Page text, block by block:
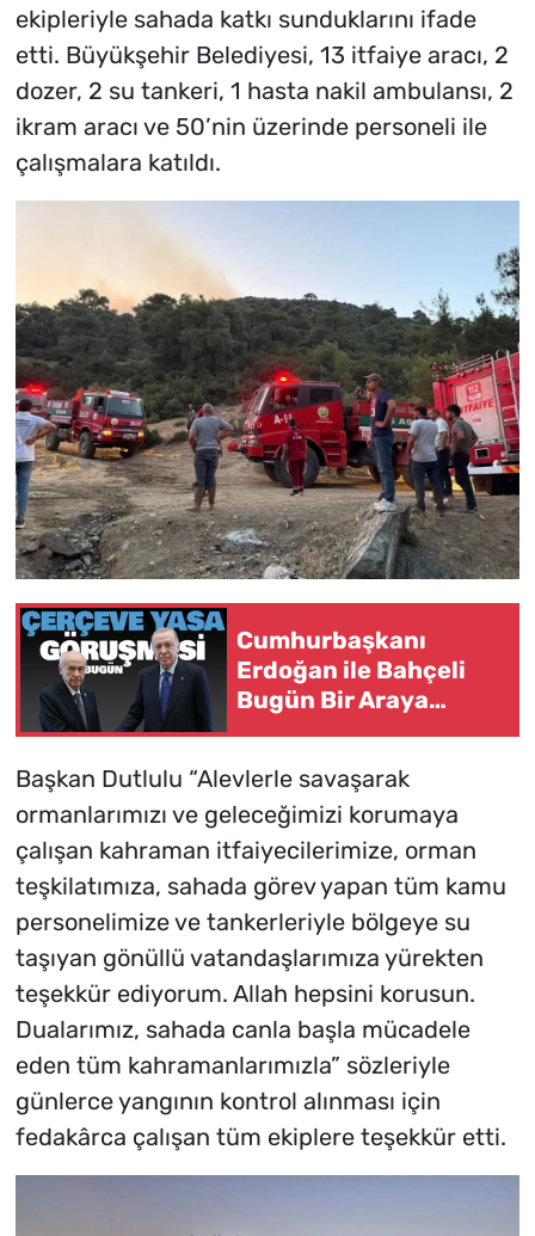
ekipleriyle sahada katkı sunduklarını ifade
etti. Büyükşehir Belediyesi, 13 itfaiye aracı, 2
dozer, 2 su tankeri, 1 hasta nakil ambulansı, 2
ikram aracı ve 50’nin üzerinde personeli ile
çalışmalara katıldı.
Cumhurbaşkanı
Erdoğan ile Bahçeli
Bugün Bir Araya
Başkan Dutlulu “Alevlerle savaşarak
ormanlarımızı ve geleceğimizi korumaya
çalışan kahraman itfaiyecilerimize, orman
teşkilatımıza, sahada görev yapan tüm kamu
personelimize ve tankerleriyle bölgeye su
taşıyan gönüllü vatandaşlarımıza yürekten
teşekkür ediyorum. Allah hepsini korusun.
Dualarımız, sahada canla başla mücadele
eden tüm kahramanlarımızla” sözleriyle
günlerce yangının kontrol alınması için
fedakârca çalışan tüm ekiplere teşekkür etti.